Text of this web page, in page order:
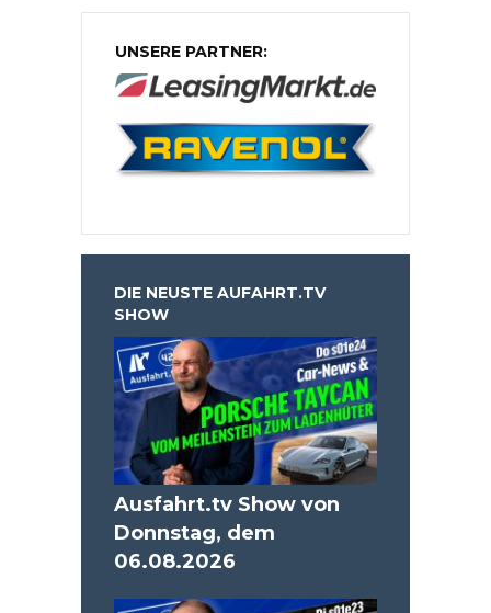
UNSERE PARTNER:
DIE NEUSTE AUFAHRT.TV
SHOW
Ausfahrt.tv Show von
Donnstag, dem
06.08.2026